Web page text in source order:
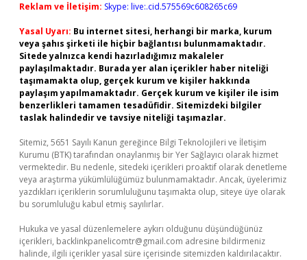
Reklam ve İletişim: Skype: live:.cid.575569c608265c69
Yasal Uyarı: Bu internet sitesi, herhangi bir marka, kurum
veya şahıs şirketi ile hiçbir bağlantısı bulunmamaktadır.
Sitede yalnızca kendi hazırladığımız makaleler
paylaşılmaktadır. Burada yer alan içerikler haber niteliği
taşımamakta olup, gerçek kurum ve kişiler hakkında
paylaşım yapılmamaktadır. Gerçek kurum ve kişiler ile isim
benzerlikleri tamamen tesadüfidir. Sitemizdeki bilgiler
taslak halindedir ve tavsiye niteliği taşımazlar.
Sitemiz, 5651 Sayılı Kanun gereğince Bilgi Teknolojileri ve İletişim
Kurumu (BTK) tarafından onaylanmış bir Yer Sağlayıcı olarak hizmet
vermektedir. Bu nedenle, sitedeki içerikleri proaktif olarak denetleme
veya araştırma yükümlülüğümüz bulunmamaktadır. Ancak, üyelerimiz
yazdıkları içeriklerin sorumluluğunu taşımakta olup, siteye üye olarak
bu sorumluluğu kabul etmiş sayılırlar.
Hukuka ve yasal düzenlemelere aykırı olduğunu düşündüğünüz
içerikleri, backlinkpanelicomtr@gmail.com adresine bildirmeniz
halinde, ilgili içerikler yasal süre içerisinde sitemizden kaldırılacaktır.